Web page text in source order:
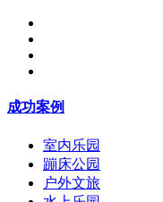
成功案例
室内乐园
蹦床公园
户外文旅